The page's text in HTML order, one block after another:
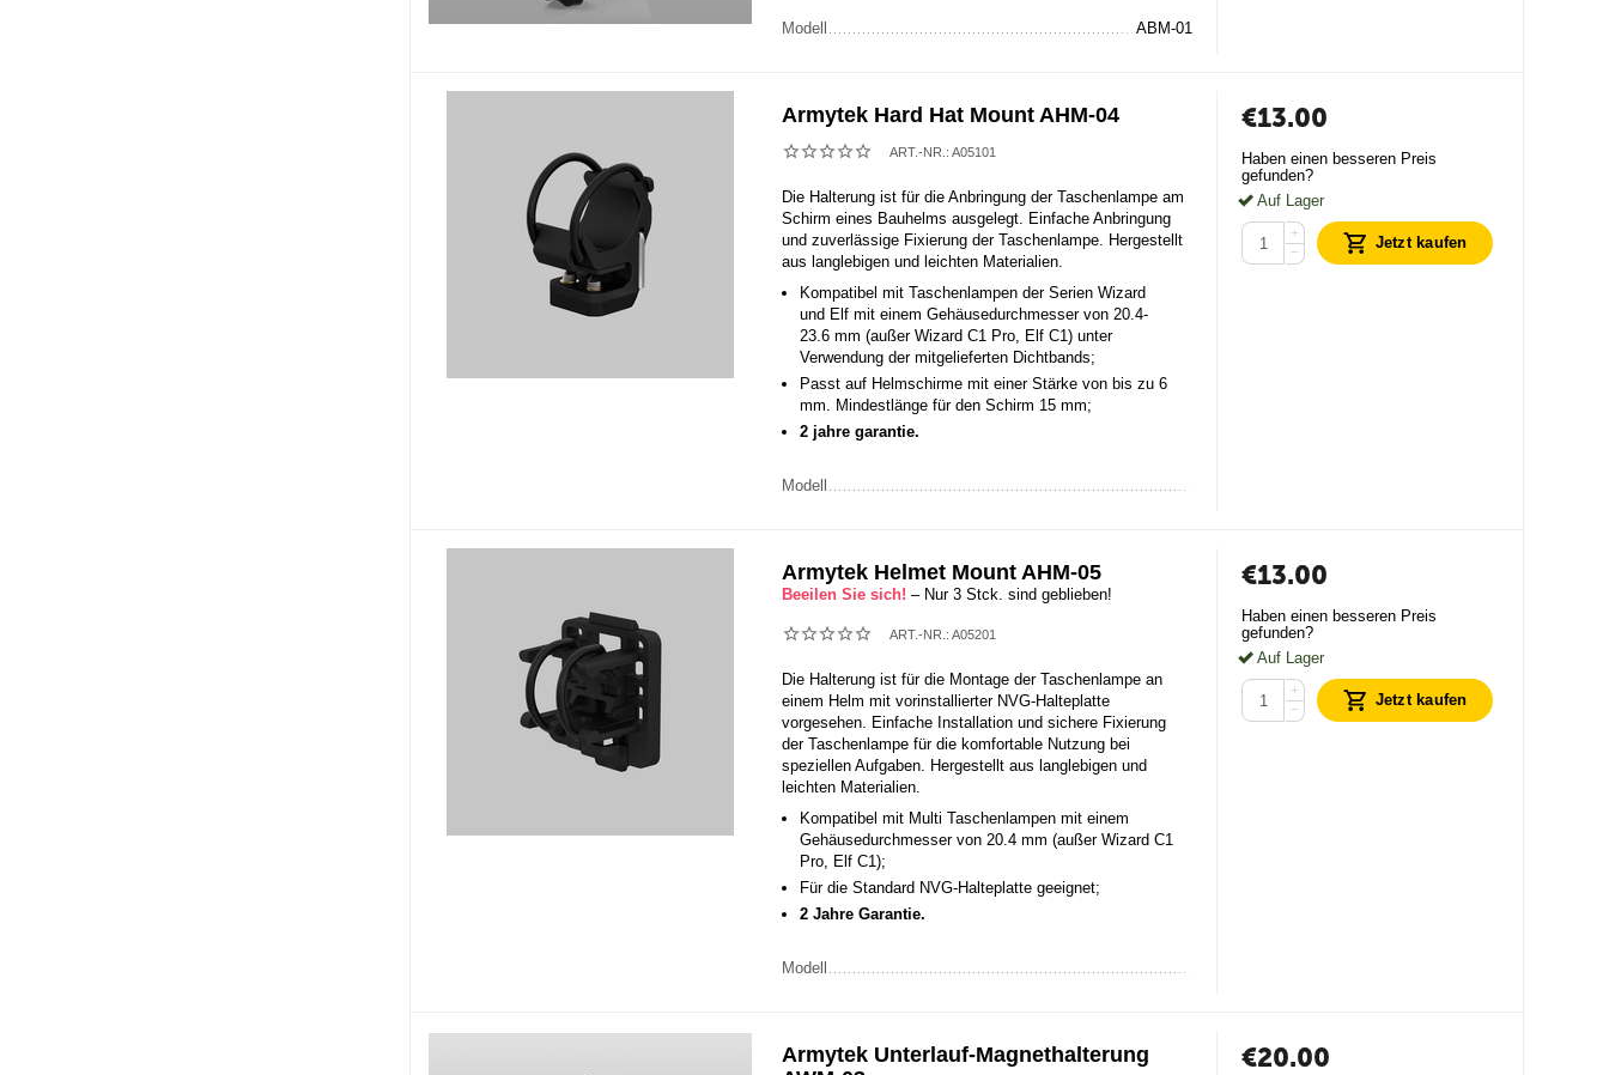
Modell ABM-01
Armytek Hard Hat Mount AHM-04
ART.-NR.: A05101
Die Halterung ist für die Anbringung der Taschenlampe am
Schirm eines Bauhelms ausgelegt. Einfache Anbringung
und zuverlässige Fixierung der Taschenlampe. Hergestellt
aus langlebigen und leichten Materialien.
Kompatibel mit Taschenlampen der Serien Wizard
und Elf mit einem Gehäusedurchmesser von 20.4-
23.6 mm (außer Wizard C1 Pro, Elf C1) unter
Verwendung der mitgelieferten Dichtbands;
Passt auf Helmschirme mit einer Stärke von bis zu 6
mm. Mindestlänge für den Schirm 15 mm;
2 jahre garantie.
Modell
€13.00
Haben einen besseren Preis
gefunden?
Auf Lager
+
−
Jetzt kaufen
Armytek Helmet Mount AHM-05
Beeilen Sie sich! – Nur 3 Stck. sind geblieben!
ART.-NR.: A05201
Die Halterung ist für die Montage der Taschenlampe an
einem Helm mit vorinstallierter NVG-Halteplatte
vorgesehen. Einfache Installation und sichere Fixierung
der Taschenlampe für die komfortable Nutzung bei
speziellen Aufgaben. Hergestellt aus langlebigen und
leichten Materialien.
Kompatibel mit Multi Taschenlampen mit einem
Gehäusedurchmesser von 20.4 mm (außer Wizard C1
Pro, Elf C1);
Für die Standard NVG-Halteplatte geeignet;
2 Jahre Garantie.
Modell
€13.00
Haben einen besseren Preis
gefunden?
Auf Lager
+
−
Jetzt kaufen
Armytek Unterlauf-Magnethalterung
€20.00